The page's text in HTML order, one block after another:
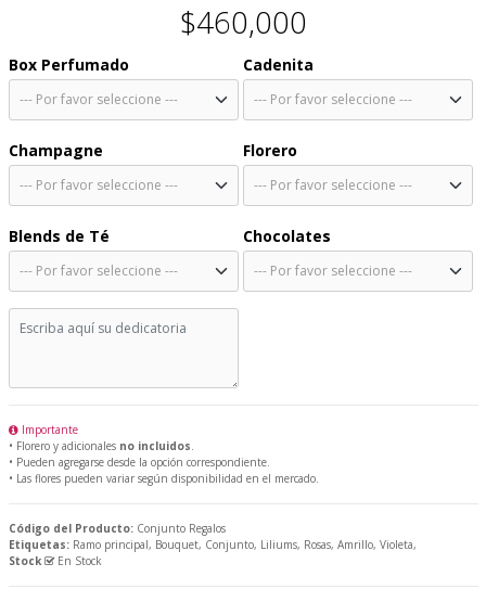
$460,000
Box Perfumado Cadenita
Champagne Florero
Blends de Té Chocolates
Importante
• Florero y adicionales no incluidos.
• Pueden agregarse desde la opción correspondiente.
• Las flores pueden variar según disponibilidad en el mercado.
Código del Producto: Conjunto Regalos
Etiquetas: Ramo principal, Bouquet, Conjunto, Liliums, Rosas, Amrillo, Violeta,
Stock
En Stock